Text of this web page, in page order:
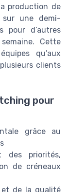
production de
sur une demi-
pour d’autres
Cette
qu’aux
clients
pour
grâce au
des priorités,
de créneaux
de la qualité